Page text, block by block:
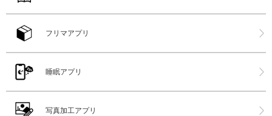
フリマアプリ
睡眠アプリ
写真加工アプリ